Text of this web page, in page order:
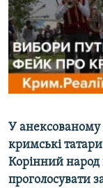
ДЕПОРТАЦІЯ
ВІДЕОУРОКИ
СВІДЧЕННЯ
УКРАЇНСЬКА
ЯК ОБІЙТИ
Русский
Qırımtatar
Усі сайти RFE/
У
кримські
Корінний народ
проголосувати